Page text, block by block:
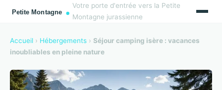
Votre porte d'entrée vers la Petite
Montagne jurassienne
Accueil › Hébergements › Séjour camping isère : vacances
inoubliables en pleine nature